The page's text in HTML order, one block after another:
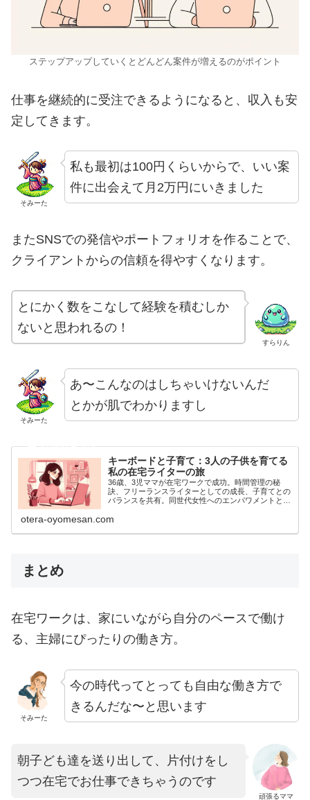
ステップアップしていくとどんどん案件が増えるのがポイント
仕事を継続的に受注できるようになると、収入も安
定してきます。
そみーた
私も最初は100円くらいからで、いい案
件に出会えて月2万円にいきました
またSNSでの発信やポートフォリオを作ることで、
クライアントからの信頼を得やすくなります。
すらりん
とにかく数をこなして経験を積むしか
ないと思われるの！
そみーた
あ〜こんなのはしちゃいけないんだ
とかが肌でわかりますし
キーボードと子育て：3人の子供を育てる
私の在宅ライターの旅
36歳、3児ママが在宅ワークで成功。時間管理の秘
訣、フリーランスライターとしての成長、子育てとの
バランスを共有。同世代女性へのエンパワメントと今
otera-oyomesan.com
まとめ
在宅ワークは、家にいながら自分のペースで働け
る、主婦にぴったりの働き方。
そみーた
今の時代ってとっても自由な働き方で
きるんだな〜と思います
頑張るママ
朝子ども達を送り出して、片付けをし
つつ在宅でお仕事できちゃうのです